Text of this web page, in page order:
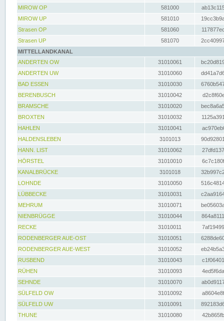
MIROW OP
581000
MIROW UP
581010
Strasen OP
581060
Strasen UP
581070
MITTELLANDKANAL
ANDERTEN OW
31010061
ANDERTEN UW
31010060
BAD ESSEN
31010030
BERENBUSCH
31010042
BRAMSCHE
31010020
BROXTEN
31010032
HAHLEN
31010041
HALDENSLEBEN
3101013
HANN. LIST
31010062
HÖRSTEL
31010010
KANALBRÜCKE
3101018
LOHNDE
31010050
LÜBBECKE
31010031
MEHRUM
31010071
NIENBRÜGGE
31010044
RECKE
31010011
RODENBERGER AUE-OST
31010051
RODENBERGER AUE-WEST
31010052
RUSBEND
31010043
RÜHEN
31010093
SEHNDE
31010070
SÜLFELD OW
31010092
SÜLFELD UW
31010091
THUNE
31010080